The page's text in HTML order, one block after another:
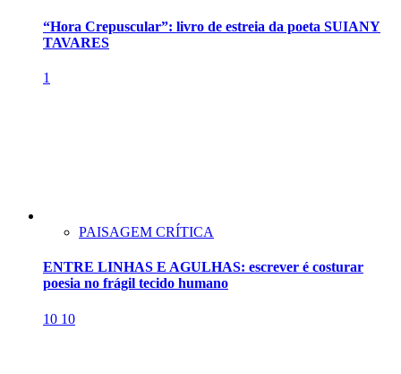
“Hora Crepuscular”: livro de estreia da poeta SUIANY
TAVARES
1
PAISAGEM CRÍTICA
ENTRE LINHAS E AGULHAS: escrever é costurar
poesia no frágil tecido humano
10 10